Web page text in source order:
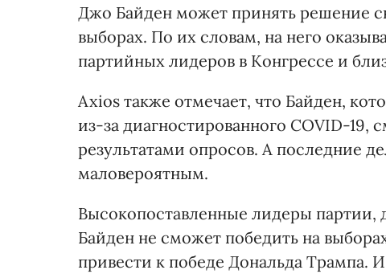
Джо Байден может принять решение
выборах. По их словам, на него
партийных лидеров в Конгрессе и
Axios также отмечает, что Байден,
из-за диагностированного COVID-
результатами опросов. А последние
маловероятным.
Высокопоставленные лидеры партии,
Байден не сможет победить на
привести к победе Дональда Трампа.